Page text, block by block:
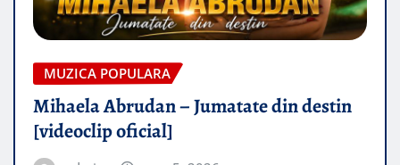
MUZICA POPULARA
Mihaela Abrudan – Jumatate din destin
[videoclip oficial]